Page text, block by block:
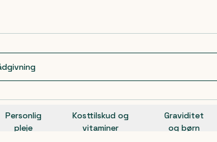
Personlig
pleje
Kosttilskud og
vitaminer
Graviditet
og børn